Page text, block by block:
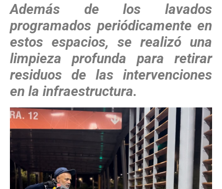
Además de los lavados
programados periódicamente en
estos espacios, se realizó una
limpieza profunda para retirar
residuos de las intervenciones
en la infraestructura.